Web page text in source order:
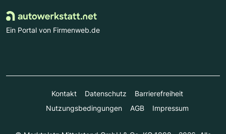
Ein Portal von Firmenweb.de
Kontakt Datenschutz
Barrierefreiheit
Nutzungsbedingungen
AGB Impressum